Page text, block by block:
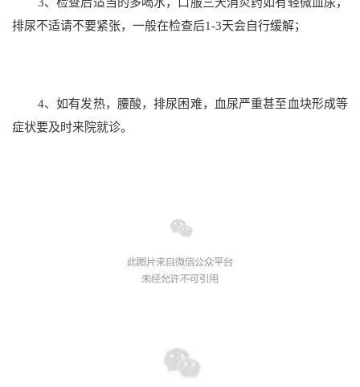
排尿不适请不要紧张，一般在检查后1-3天会自行缓解；
4、如有发热，腰酸，排尿困难，血尿严重甚至血块形成等
症状要及时来院就诊。